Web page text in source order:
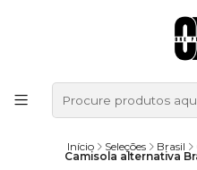
Início Seleções Brasil
Camisola alternativa